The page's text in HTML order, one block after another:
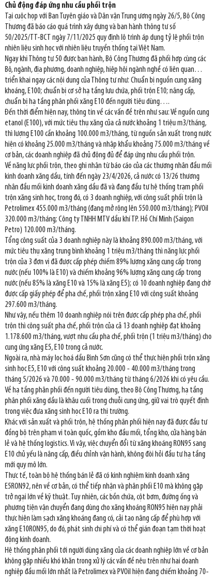
Chủ động đáp ứng nhu cầu phối trộn
Tại cuộc họp với Ban Tuyên giáo và Dân vận Trung ương ngày 26/5, Bộ Công
Thương đã báo cáo quá trình xây dựng và ban hành thông tư số
50/2025/TT-BCT ngày 7/11/2025 quy định lộ trình áp dụng tỷ lệ phối trộn
nhiên liệu sinh học với nhiên liệu truyền thống tại Việt Nam.
Ngay khi Thông tư 50 được ban hành, Bộ Công Thương đã phối hợp cùng các
Bộ, ngành, địa phương, doanh nghiệp, hiệp hội ngành nghề có liên quan…
triển khai ngay các nội dung của Thông tư như: Chuẩn bị nguồn cung xăng
khoáng, E100; chuẩn bị cơ sở hạ tầng lưu chứa, phối trộn E10; nâng cấp,
chuẩn bị hạ tầng phân phối xăng E10 đến người tiêu dùng….
Đến thời điểm hiện nay, thông tin về các vấn đề trên như sau: Về nguồn cung
etanol (E100), với mức tiêu thụ xăng của cả nước khoảng 1 triệu m3/tháng,
thì lượng E100 cần khoảng 100.000 m3/tháng, từ nguồn sản xuất trong nước
hiện có khoảng 25.000 m3/tháng và nhập khẩu khoảng 75.000 m3/tháng về
cơ bản, các doanh nghiệp đã chủ động đủ để đáp ứng nhu cầu phối trộn.
Về năng lực phối trộn, theo ghi nhận từ báo cáo của các thương nhân đầu mối
kinh doanh xăng dầu, tính đến ngày 23/4/2026, cả nước có 13/26 thương
nhân đầu mối kinh doanh xăng dầu đã và đang đầu tư hệ thống trạm phối
trộn xăng sinh học, trong đó, có 3 doanh nghiệp, với công suất phối trộn là
Petrolimex 455.000 m3/tháng (đang mở rộng lên 550.000 m3/tháng); PVOil
320.000 m3/tháng; Công ty TNHH MTV dầu khí TP. Hồ Chí Minh (Saigon
Petro) 120.000 m3/tháng.
Tổng công suất của 3 doanh nghiệp này là khoảng 890.000 m3/tháng, với
mức tiêu thụ xăng trung bình khoảng 1 triệu m3/tháng thì năng lực phối
trộn của 3 đơn vị đã được cấp phép chiếm 89% lượng xăng cung cấp trong
nước (nếu 100% là E10) và chiếm khoảng 96% lượng xăng cung cấp trong
nước (nếu 85% là xăng E10 và 15% là xăng E5); có 10 doanh nghiệp đang chờ
được cấp giấy phép để pha chế, phối trộn xăng E10 với công suất khoảng
297.600 m3/tháng.
Như vậy, nếu thêm 10 doanh nghiệp nói trên được cấp phép pha chế, phối
trộn thì công suất pha chế, phối trộn của cả 13 doanh nghiệp đạt khoảng
1.178.600 m3/tháng, vượt nhu cầu pha chế, phối trộn (1 triệu m3/tháng) cho
cung ứng xăng E5, E10 trong cả nước.
Ngoài ra, nhà máy lọc hoá dầu Bình Sơn cũng có thể thực hiện phối trộn xăng
sinh học E5, E10 với công suất khoảng 20.000 - 40.000 m3/tháng trong
tháng 5/2026 và 70.000 - 90.000 m3/tháng từ tháng 6/2026 khi có yêu cầu.
Về hạ tầng phân phối đến người tiêu dùng, theo Bộ Công Thương, hạ tầng
phân phối xăng dầu là khâu cuối trong chuỗi cung ứng, giữ vai trò quyết định
trong việc đưa xăng sinh học E10 ra thị trường.
Khác với sản xuất và phối trộn, hệ thống phân phối hiện nay đã được đầu tư
đồng bộ trên phạm vi toàn quốc, gồm kho đầu mối, tổng kho, cửa hàng bán
lẻ và hệ thống logistics. Vì vậy, việc chuyển đổi từ xăng khoáng RON95 sang
E10 chủ yếu là nâng cấp, điều chỉnh vận hành, không đòi hỏi đầu tư hạ tầng
mới quy mô lớn.
Thực tế, toàn bộ hệ thống bán lẻ đã có kinh nghiệm kinh doanh xăng
E5RON92, nên về cơ bản, có thể tiếp nhận và phân phối E10 mà không gặp
trở ngại lớn về kỹ thuật. Tuy nhiên, các bồn chứa, cột bơm, đường ống và
phương tiện vận chuyển đang dùng cho xăng khoáng RON95 hiện nay phải
thực hiện làm sạch xăng khoáng đang có, cải tạo nâng cấp để phù hợp với
xăng E10RON95, do đó, phát sinh chi phí và có thể gián đoạn tạm thời hoạt
động kinh doanh.
Hệ thống phân phối tới người dùng xăng của các doanh nghiệp lớn về cơ bản
không gặp nhiều khó khăn trong xử lý các vấn đề nêu trên như hai doanh
nghiệp đầu mối lớn nhất là Petrolimex và PVOil hiện đang chiếm khoảng 70-